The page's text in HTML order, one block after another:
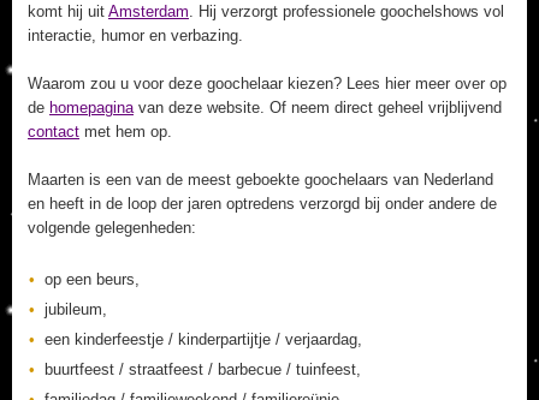
komt hij uit Amsterdam. Hij verzorgt professionele goochelshows vol
interactie, humor en verbazing.
Waarom zou u voor deze goochelaar kiezen? Lees hier meer over op
de homepaginavan deze website. Of neem direct geheel vrijblijvend
contact met hem op.
Maarten is een van de meest geboekte goochelaars van Nederland
en heeft in de loop der jaren optredens verzorgd bij onder andere de
volgende gelegenheden:
op een beurs,
jubileum,
een kinderfeestje / kinderpartijtje / verjaardag,
buurtfeest / straatfeest / barbecue / tuinfeest,